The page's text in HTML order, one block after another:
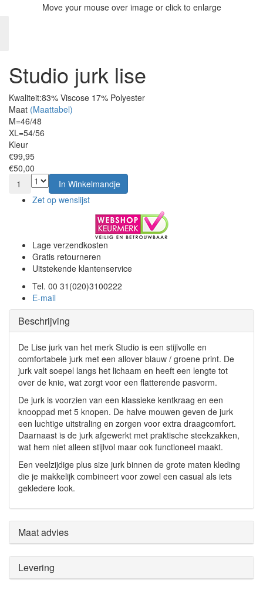
Move your mouse over image or click to enlarge
Studio jurk lise
Kwaliteit:83% Viscose 17% Polyester
Maat (Maattabel)
M=46/48
XL=54/56
Kleur
€99,95
€50,00
1
In Winkelmandje
Zet op wenslijst
Lage verzendkosten
Gratis retourneren
Uitstekende klantenservice
Tel. 00 31(020)3100222
E-mail
Beschrijving
De Lise jurk van het merk Studio is een stijlvolle en
comfortabele jurk met een allover blauw / groene print. De
jurk valt soepel langs het lichaam en heeft een lengte tot
over de knie, wat zorgt voor een flatterende pasvorm.
De jurk is voorzien van een klassieke kentkraag en een
knooppad met 5 knopen. De halve mouwen geven de jurk
een luchtige uitstraling en zorgen voor extra draagcomfort.
Daarnaast is de jurk afgewerkt met praktische steekzakken,
wat hem niet alleen stijlvol maar ook functioneel maakt.
Een veelzijdige plus size jurk binnen de grote maten kleding
die je makkelijk combineert voor zowel een casual als iets
gekledere look.
Maat advies
Levering